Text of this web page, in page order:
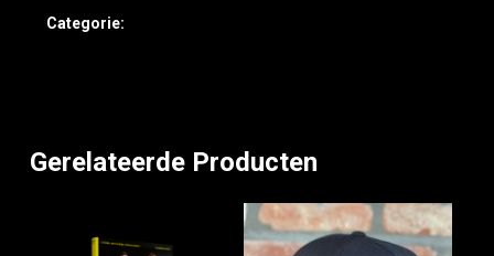
Categorie:
Gerelateerde Producten